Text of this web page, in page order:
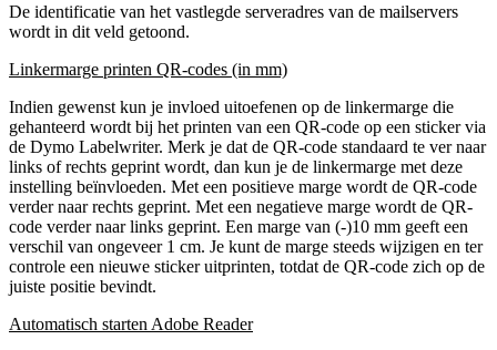
De identificatie van het vastlegde serveradres van de mailservers
wordt in dit veld getoond.
Linkermarge printen QR-codes (in mm)
Indien gewenst kun je invloed uitoefenen op de linkermarge die
gehanteerd wordt bij het printen van een QR-code op een sticker via
de Dymo Labelwriter. Merk je dat de QR-code standaard te ver naar
links of rechts geprint wordt, dan kun je de linkermarge met deze
instelling beïnvloeden. Met een positieve marge wordt de QR-code
verder naar rechts geprint. Met een negatieve marge wordt de QR-
code verder naar links geprint. Een marge van (-)10 mm geeft een
verschil van ongeveer 1 cm. Je kunt de marge steeds wijzigen en ter
controle een nieuwe sticker uitprinten, totdat de QR-code zich op de
juiste positie bevindt.
Automatisch starten Adobe Reader